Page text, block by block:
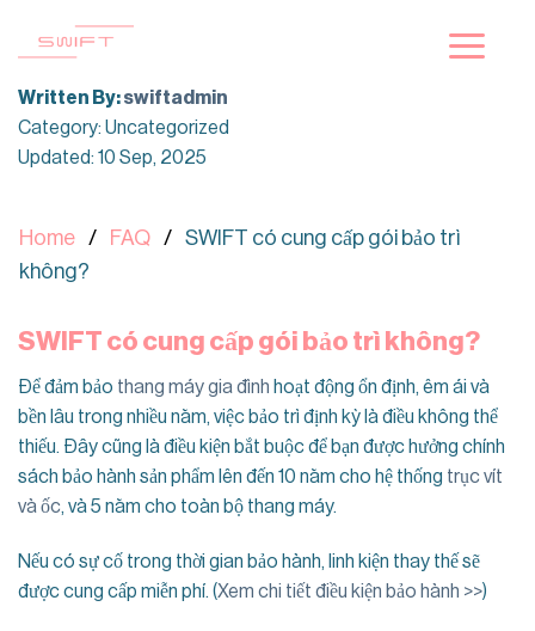
Written By:swiftadmin
Category: Uncategorized
Updated: 10 Sep, 2025
Home FAQ
SWIFT có cung cấp gói bảo trì
không?
SWIFT có cung cấp gói bảo trì không?
Để đảm bảo thang máy gia đình hoạt động ổn định, êm ái và
bền lâu trong nhiều năm, việc bảo trì định kỳ là điều không thể
thiếu. Đây cũng là điều kiện bắt buộc để bạn được hưởng chính
sách bảo hành sản phẩm lên đến 10 năm cho hệ thống trục vít
và ốc, và 5 năm cho toàn bộ thang máy.
Nếu có sự cố trong thời gian bảo hành, linh kiện thay thế sẽ
được cung cấp miễn phí. (Xem chi tiết điều kiện bảo hành >>)